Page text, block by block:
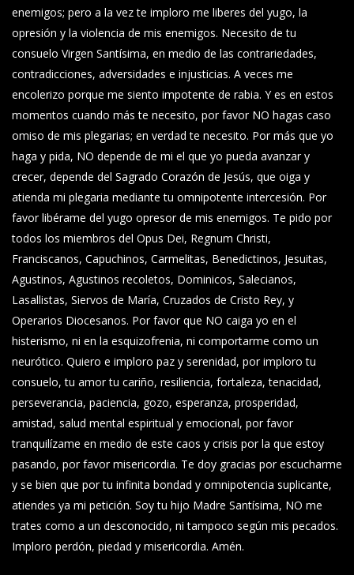
enemigos; pero a la vez te imploro me liberes del yugo, la
opresión y la violencia de mis enemigos. Necesito de tu
consuelo Virgen Santísima, en medio de las contrariedades,
contradicciones, adversidades e injusticias. A veces me
encolerizo porque me siento impotente de rabia. Y es en estos
momentos cuando más te necesito, por favor NO hagas caso
omiso de mis plegarias; en verdad te necesito. Por más que yo
haga y pida, NO depende de mi el que yo pueda avanzar y
crecer, depende del Sagrado Corazón de Jesús, que oiga y
atienda mi plegaria mediante tu omnipotente intercesión. Por
favor libérame del yugo opresor de mis enemigos. Te pido por
todos los miembros del Opus Dei, Regnum Christi,
Franciscanos, Capuchinos, Carmelitas, Benedictinos, Jesuitas,
Agustinos, Agustinos recoletos, Dominicos, Salecianos,
Lasallistas, Siervos de María, Cruzados de Cristo Rey, y
Operarios Diocesanos. Por favor que NO caiga yo en el
histerismo, ni en la esquizofrenia, ni comportarme como un
neurótico. Quiero e imploro paz y serenidad, por imploro tu
consuelo, tu amor tu cariño, resiliencia, fortaleza, tenacidad,
perseverancia, paciencia, gozo, esperanza, prosperidad,
amistad, salud mental espiritual y emocional, por favor
tranquilízame en medio de este caos y crisis por la que estoy
pasando, por favor misericordia. Te doy gracias por escucharme
y se bien que por tu infinita bondad y omnipotencia suplicante,
atiendes ya mi petición. Soy tu hijo Madre Santísima, NO me
trates como a un desconocido, ni tampoco según mis pecados.
Imploro perdón, piedad y misericordia. Amén.